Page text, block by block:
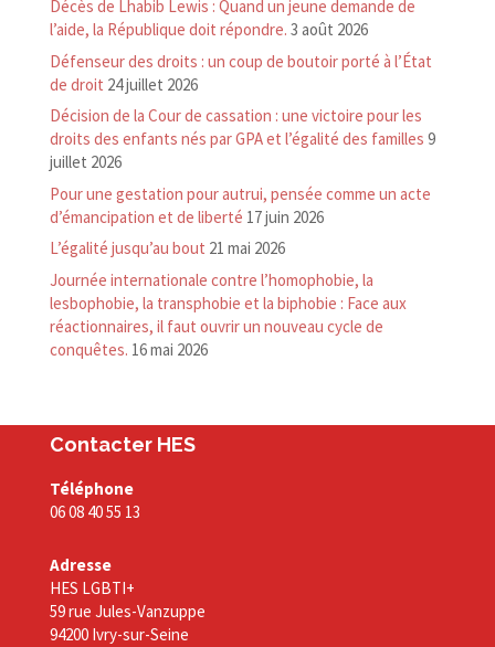
Décès de Lhabib Lewis : Quand un jeune demande de
l’aide, la République doit répondre. 3 août 2026
Défenseur des droits : un coup de boutoir porté à l’État
de droit 24 juillet 2026
Décision de la Cour de cassation : une victoire pour les
droits des enfants nés par GPA et l’égalité des familles 9
juillet 2026
Pour une gestation pour autrui, pensée comme un acte
d’émancipation et de liberté 17 juin 2026
L’égalité jusqu’au bout 21 mai 2026
Journée internationale contre l’homophobie, la
lesbophobie, la transphobie et la biphobie : Face aux
réactionnaires, il faut ouvrir un nouveau cycle de
conquêtes. 16 mai 2026
Contacter HES
Téléphone
06 08 40 55 13
Adresse
HES LGBTI+
59 rue Jules-Vanzuppe
94200 Ivry-sur-Seine